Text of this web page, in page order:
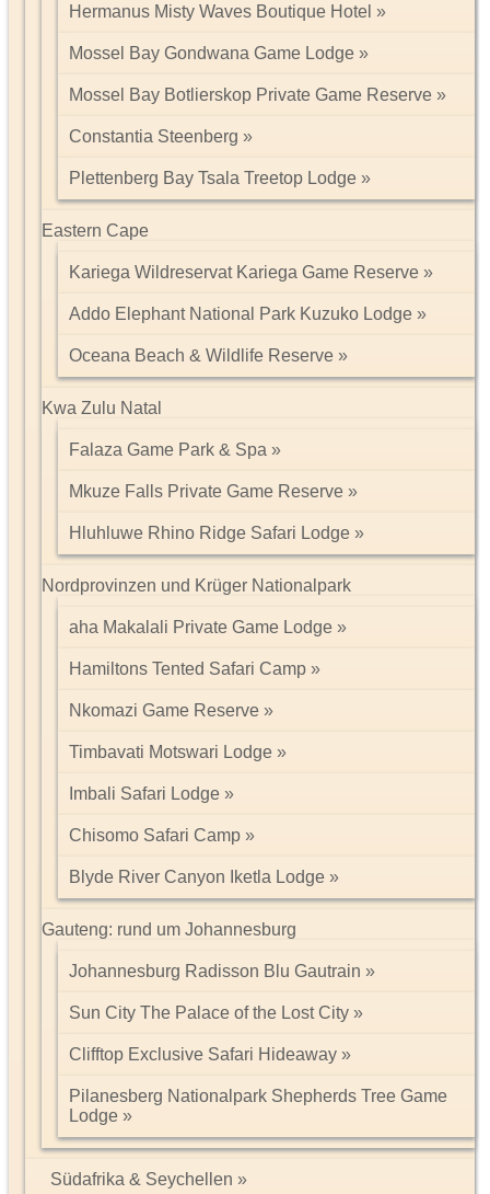
Hermanus Misty Waves Boutique Hotel
Mossel Bay Gondwana Game Lodge
Mossel Bay Botlierskop Private Game Reserve
Constantia Steenberg
Plettenberg Bay Tsala Treetop Lodge
Eastern Cape
Kariega Wildreservat Kariega Game Reserve
Addo Elephant National Park Kuzuko Lodge
Oceana Beach & Wildlife Reserve
Kwa Zulu Natal
Falaza Game Park & Spa
Mkuze Falls Private Game Reserve
Hluhluwe Rhino Ridge Safari Lodge
Nordprovinzen und Krüger Nationalpark
aha Makalali Private Game Lodge
Hamiltons Tented Safari Camp
Nkomazi Game Reserve
Timbavati Motswari Lodge
Imbali Safari Lodge
Chisomo Safari Camp
Blyde River Canyon Iketla Lodge
Gauteng: rund um Johannesburg
Johannesburg Radisson Blu Gautrain
Sun City The Palace of the Lost City
Clifftop Exclusive Safari Hideaway
Pilanesberg Nationalpark Shepherds Tree Game
Lodge
Südafrika & Seychellen